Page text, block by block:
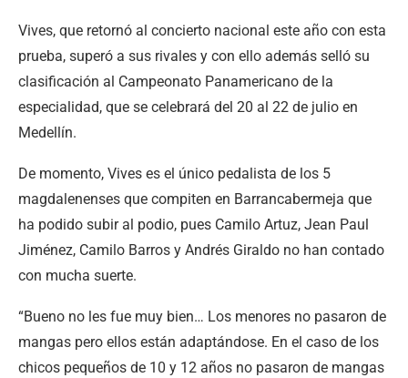
Vives, que retornó al concierto nacional este año con esta
prueba, superó a sus rivales y con ello además selló su
clasificación al Campeonato Panamericano de la
especialidad, que se celebrará del 20 al 22 de julio en
Medellín.
De momento, Vives es el único pedalista de los 5
magdalenenses que compiten en Barrancabermeja que
ha podido subir al podio, pues Camilo Artuz, Jean Paul
Jiménez, Camilo Barros y Andrés Giraldo no han contado
con mucha suerte.
“Bueno no les fue muy bien… Los menores no pasaron de
mangas pero ellos están adaptándose. En el caso de los
chicos pequeños de 10 y 12 años no pasaron de mangas